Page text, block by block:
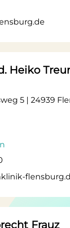
Heiko
5 | 24939
Frauz